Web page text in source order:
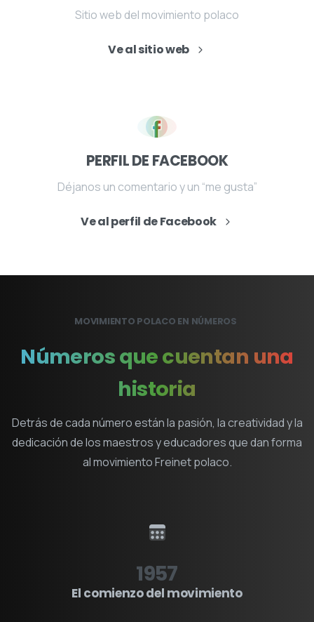
Sitio web del movimiento polaco
Ve al sitio web
PERFIL DE FACEBOOK
Déjanos un comentario y un “me gusta”
Ve al perfil de Facebook
MOVIMIENTO POLACO EN NÚMEROS
Númerosquecuentan una
historia
Detrás de cada número están la pasión, la creatividad y la
dedicación de los maestros y educadores que dan forma
al movimiento Freinet polaco.
1957
El comienzo del movimiento